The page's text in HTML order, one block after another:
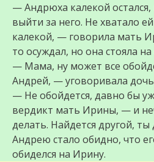
— Андрюха калекой
выйти за него. Не хватало
калекой, — говорила мать
то осуждал, но она стояла
— Мама, ну может все
Андрей, — уговоривала
— Не обойдется, давно бы
вердикт мать Ирины, — и
делать. Найдется другой, ты
Андрею стало обидно, что
обиделся на Ирину.